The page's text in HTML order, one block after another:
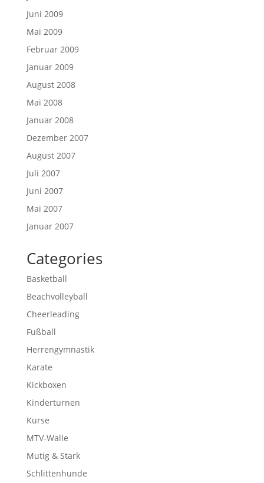
Juni 2009
Mai 2009
Februar 2009
Januar 2009
August 2008
Mai 2008
Januar 2008
Dezember 2007
August 2007
Juli 2007
Juni 2007
Mai 2007
Januar 2007
Categories
Basketball
Beachvolleyball
Cheerleading
Fußball
Herrengymnastik
Karate
Kickboxen
Kinderturnen
Kurse
MTV-Walle
Mutig & Stark
Schlittenhunde